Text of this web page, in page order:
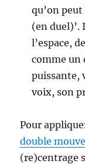
qu’on
(en duel)’.
l’espace,
comme un
puissante,
voix, son
Pour
double
(re)centrage